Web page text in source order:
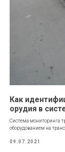
Как
орудия в
Система мониторинга
оборудованием на
09.07.2021